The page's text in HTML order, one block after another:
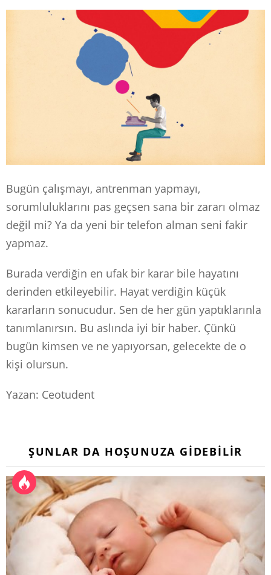
Bugün çalışmayı, antrenman yapmayı,
sorumluluklarını pas geçsen sana bir zararı olmaz
değil mi? Ya da yeni bir telefon alman seni fakir
yapmaz.
Burada verdiğin en ufak bir karar bile hayatını
derinden etkileyebilir. Hayat verdiğin küçük
kararların sonucudur. Sen de her gün yaptıklarınla
tanımlanırsın. Bu aslında iyi bir haber. Çünkü
bugün kimsen ve ne yapıyorsan, gelecekte de o
kişi olursun.
Yazan: Ceotudent
ŞUNLAR DA HOŞUNUZA GIDEBILIR